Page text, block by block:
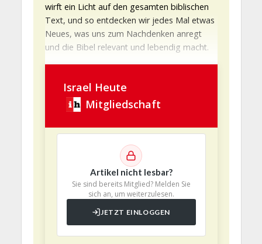
wirft ein Licht auf den gesamten biblischen
Text, und so entdecken wir jedes Mal etwas
Neues, was uns zum Nachdenken anregt
und die Bibel relevant und lebendig macht.
Israel Heute
Mitgliedschaft
Artikel nicht lesbar?
Sie sind bereits Mitglied? Melden Sie
sich an, um weiterzulesen.
JETZT EINLOGGEN